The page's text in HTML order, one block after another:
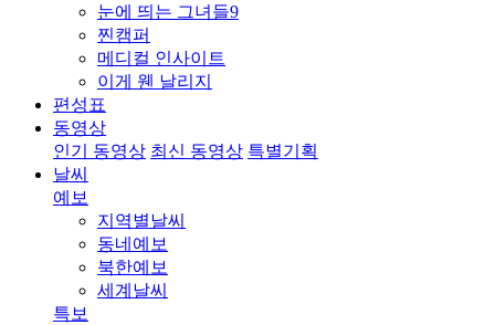
눈에 띄는 그녀들9
찐캠퍼
메디컬 인사이트
이게 웬 날리지
편성표
동영상
인기 동영상 최신 동영상 특별기획
날씨
예보
지역별날씨
동네예보
북한예보
세계날씨
특보